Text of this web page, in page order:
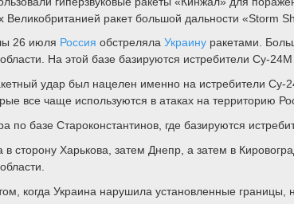
ракет большой дальности «Storm
26 июля Россия обстреляла Украину ракетами.
На этой базе базируются истребители Су-
удар был нацелен именно на истребители
все чаще используются в атаках на территорию
по базе Староконстантинов, где базируются
в сторону Харькова, затем Днепр, а затем в
когда Украина нарушила установленные